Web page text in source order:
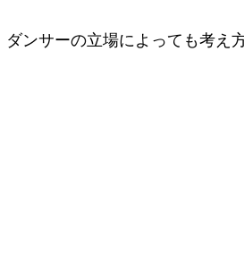
ダンサーの立場によっても考え